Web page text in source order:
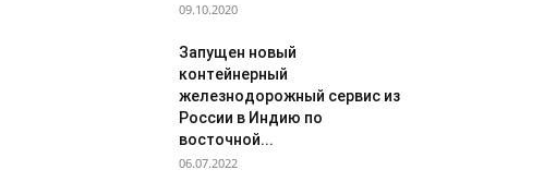
09.10.2020
Запущен новый
контейнерный
железнодорожный сервис из
России в Индию по
восточной...
06.07.2022